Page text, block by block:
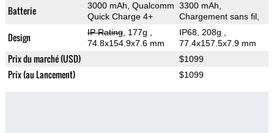
Batterie
3000 mAh, Qualcomm
Quick Charge 4+
3300 mAh,
Chargement sans fil,
Design IP Rating, 177g
74.8x154.9x7.6 mm
IP68, 208g
77.4x157.5x7.9 mm
Prix du marché (USD) $1099
Prix (au Lancement) $1099